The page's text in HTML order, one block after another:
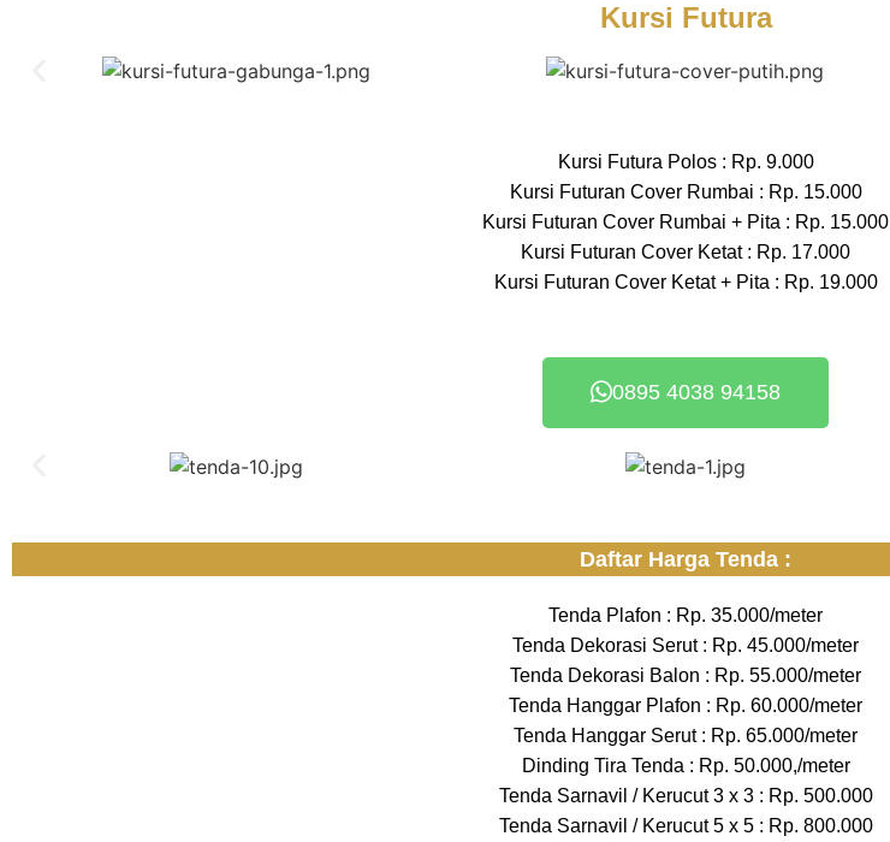
Kursi Futura
Kursi Futura Polos : Rp. 9.000
Kursi Futuran Cover Rumbai : Rp. 15.000
Kursi Futuran Cover Rumbai + Pita : Rp. 15.000
Kursi Futuran Cover Ketat : Rp. 17.000
Kursi Futuran Cover Ketat + Pita : Rp. 19.000
0895 4038 94158
Daftar Harga Tenda :
Tenda Plafon : Rp. 35.000/meter
Tenda Dekorasi Serut : Rp. 45.000/meter
Tenda Dekorasi Balon : Rp. 55.000/meter
Tenda Hanggar Plafon : Rp. 60.000/meter
Tenda Hanggar Serut : Rp. 65.000/meter
Dinding Tira Tenda : Rp. 50.000,/meter
Tenda Sarnavil / Kerucut 3 x 3 : Rp. 500.000
Tenda Sarnavil / Kerucut 5 x 5 : Rp. 800.000